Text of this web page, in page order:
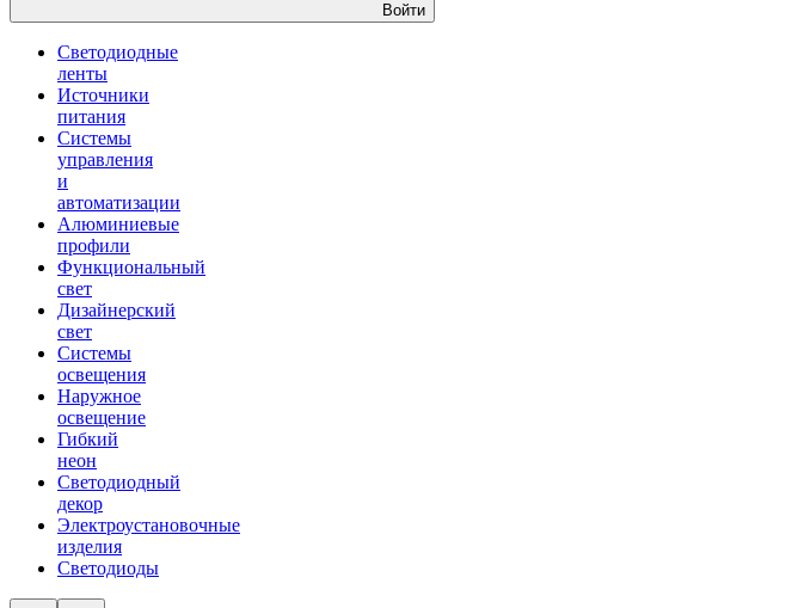
Войти
Светодиодные
ленты
Источники
питания
Системы
управления
и
автоматизации
Алюминиевые
профили
Функциональный
свет
Дизайнерский
свет
Системы
освещения
Наружное
освещение
Гибкий
неон
Светодиодный
декор
Электроустановочные
изделия
Светодиоды